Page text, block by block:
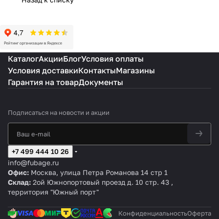
C
0
1
/
КаталогАкцииБлогУсловия оплаты
Условия доставкиКонтактыМагазины
Гарантия на товарДокументы
Подписаться на новости и акции
+7 499 444 10 26
info@fubage.ru
Офис: Москва, улица Петра Романова 14 стр 1
Склад: 2ой Южнопортовый проезд д. 10 стр. 43 ,
территория "Южный порт"
КонфиденциальностьОферта